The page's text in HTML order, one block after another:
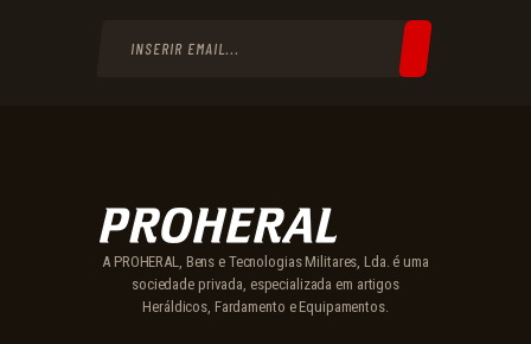
A PROHERAL, Bens e Tecnologias Militares, Lda. é uma
sociedade privada, especializada em artigos
Heráldicos, Fardamento e Equipamentos.